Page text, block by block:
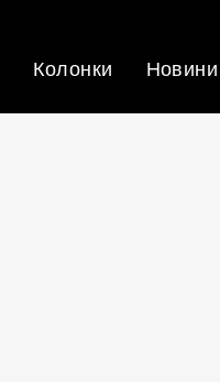
Колонки Новини